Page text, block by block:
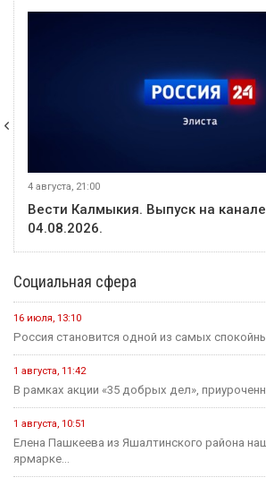
4 августа, 21:00
Вести Калмыкия. Выпуск на
04.08.2026.
Социальная сфера
16 июля, 13:10
Россия становится одной из самых
1 августа, 11:42
В рамках акции «35 добрых дел»,
1 августа, 10:51
Елена Пашкеева из Яшалтинского района
ярмарке...